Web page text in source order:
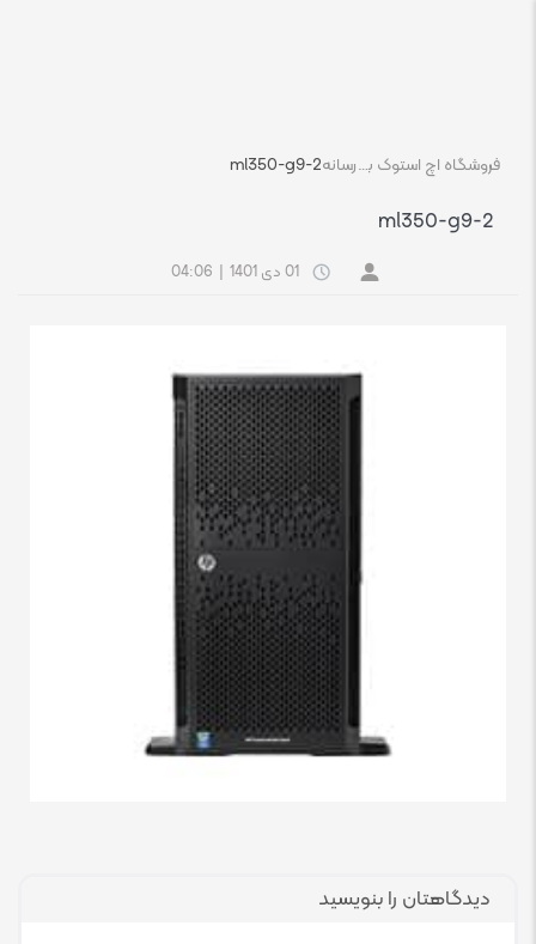
فروشگاه اچ استوک بازار انلاین تجهیزات کامپیوتر استوکرسانهml350-g9-2
ml350-g9-2
01 دی 1401 04:06
دیدگاهتان را بنویسید